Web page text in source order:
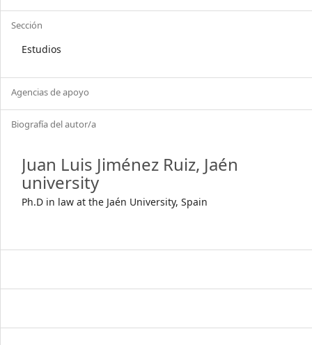
Sección
Estudios
Agencias de apoyo
Biografía del autor/a
Juan Luis Jiménez Ruiz, Jaén
university
Ph.D in law at the Jaén University, Spain